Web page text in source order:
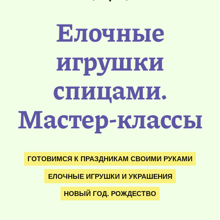
Елочные
игрушки
спицами.
Мастер-классы
ГОТОВИМСЯ К ПРАЗДНИКАМ СВОИМИ РУКАМИ
ЕЛОЧНЫЕ ИГРУШКИ И УКРАШЕНИЯ
НОВЫЙ ГОД. РОЖДЕСТВО